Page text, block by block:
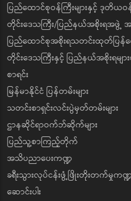
ပြည်ထောင်စုဝန်ကြီးများနှင့် ဒုတိယဝန်
တိုင်းဒေသကြီး/ပြည်နယ်အစိုးရအဖွဲ့
ပြည်ထောင်စုအစိုးရသတင်းထုတ်ပြန်
တိုင်းဒေသကြီးနှင့် ပြည်နယ်အစိုးရမျာ
စာရင်း
မြန်မာနိုင်ငံ ပြန်တမ်းများ
သတင်းစာရှင်းလင်းပွဲမှတ်တမ်းများ
ဌာနဆိုင်ရာဝက်ဘ်ဆိုက်များ
ပြည်သူ့စာကြည့်တိုက်
အသိပညာပေးကဏ္ဍ
ခရီးသွားလုပ်ငန်းဖွံ့ဖြိုးတိုးတက်မှုကဏ္
ဆောင်းပါး